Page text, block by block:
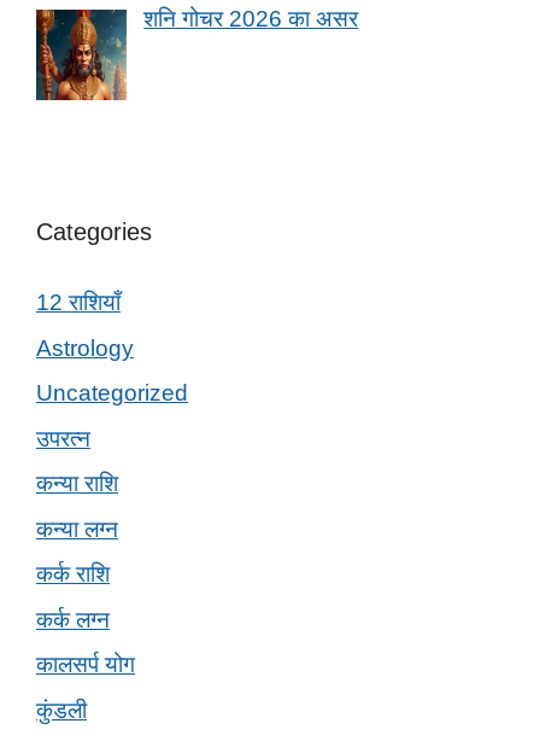
शनि गोचर 2026 का असर
Categories
12 राशियाँ
Astrology
Uncategorized
उपरत्न
कन्या राशि
कन्या लग्न
कर्क राशि
कर्क लग्न
कालसर्प योग
कुंडली